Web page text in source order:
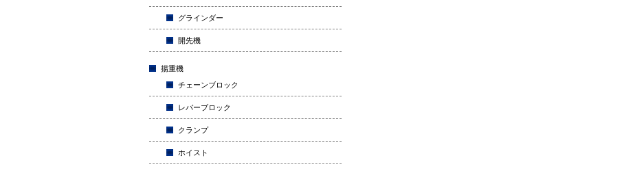
グラインダー
開先機
揚重機
チェーンブロック
レバーブロック
クランプ
ホイスト